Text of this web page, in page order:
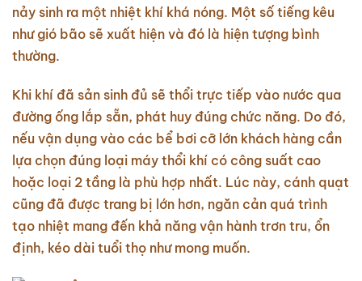
nảy sinh ra một nhiệt khí khá nóng. Một số tiếng kêu
như gió bão sẽ xuất hiện và đó là hiện tượng bình
thường.
Khi khí đã sản sinh đủ sẽ thổi trực tiếp vào nước qua
đường ống lắp sẵn, phát huy đúng chức năng. Do đó,
nếu vận dụng vào các bể bơi cỡ lớn khách hàng cần
lựa chọn đúng loại máy thổi khí có công suất cao
hoặc loại 2 tầng là phù hợp nhất. Lúc này, cánh quạt
cũng đã được trang bị lớn hơn, ngăn cản quá trình
tạo nhiệt mang đến khả năng vận hành trơn tru, ổn
định, kéo dài tuổi thọ như mong muốn.